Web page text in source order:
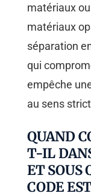
matériaux
matériaux
séparation
qui
empêche
au sens
QUAND
T-IL
ET SOUS
CODE